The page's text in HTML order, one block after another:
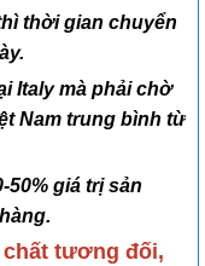
thời gian chuyển
Italy mà phải chờ
Nam trung bình từ
50% giá trị sản
tương đối,